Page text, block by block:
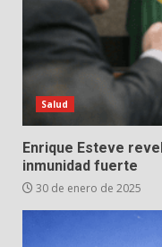
Salud
Enrique Esteve
inmunidad fuerte
30 de enero de 2025